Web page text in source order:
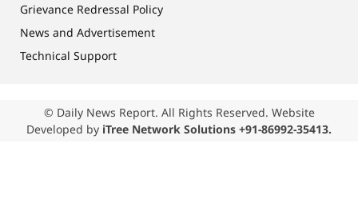
Grievance Redressal Policy
News and Advertisement
Technical Support
© Daily News Report. All Rights Reserved. Website
Developed by iTree Network Solutions +91-86992-35413.